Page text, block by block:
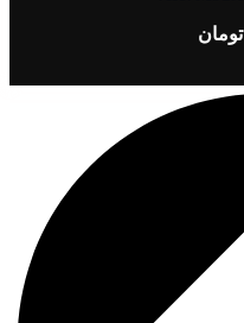
تومان